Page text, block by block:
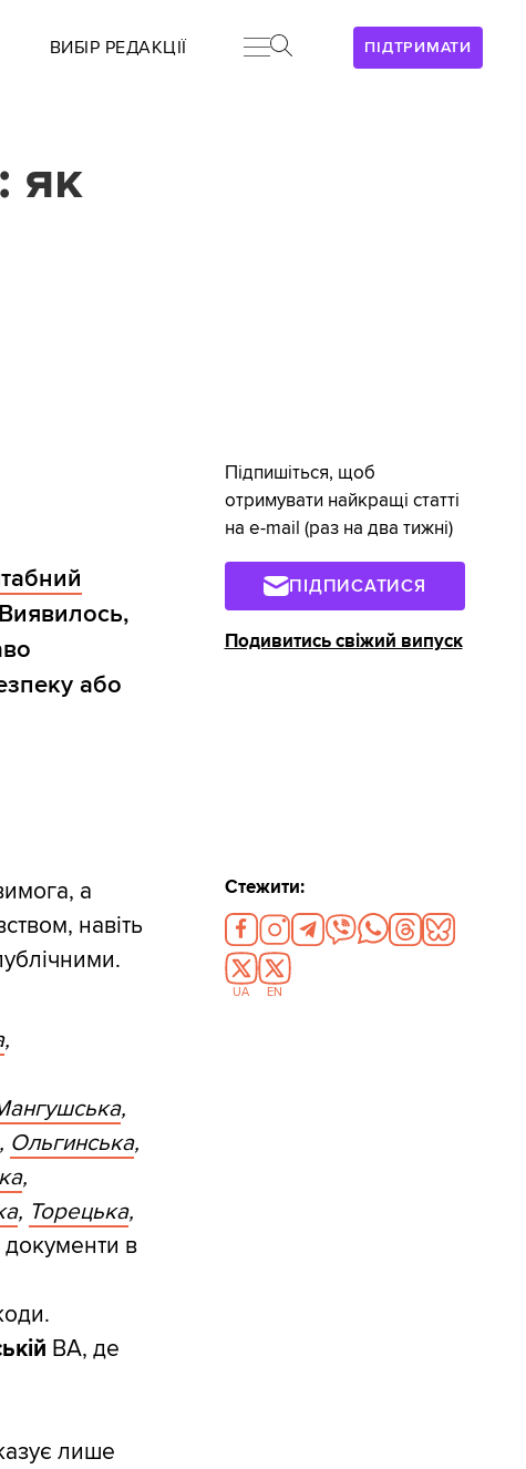
ПІДТРИМАТИ
ВИБІР РЕДАКЦІЇ
як
або
а
навіть
,
,
, Ольгинська,
,
, Торецька,
в
ВА, де
лише
Підпишіться, щоб
отримувати найкращі статті
на e-mail (раз на два тижні)
ПІДПИСАТИСЯ
Подивитись свіжий випуск
Стежити:
UA EN